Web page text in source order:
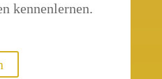
kennenlernen.